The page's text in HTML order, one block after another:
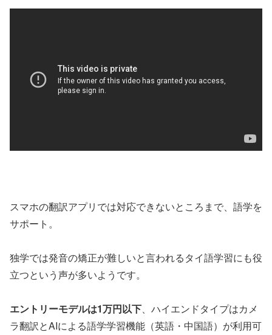
スマホの翻訳アプリでは対応できないところまで、語学を
サポート。
独学では発音の矯正が難しいと言われるタイ語学習にも役
立つという声が多いようです。
エントリーモデルは1万円以下、ハイエンドタイプはカメ
ラ翻訳とAIによる語学学習機能（英語・中国語）が利用可